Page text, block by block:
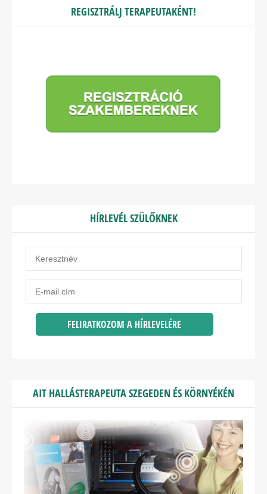
REGISZTRÁLJ TERAPEUTAKÉNT!
HÍRLEVÉL SZÜLŐKNEK
AIT HALLÁSTERAPEUTA SZEGEDEN ÉS KÖRNYÉKÉN